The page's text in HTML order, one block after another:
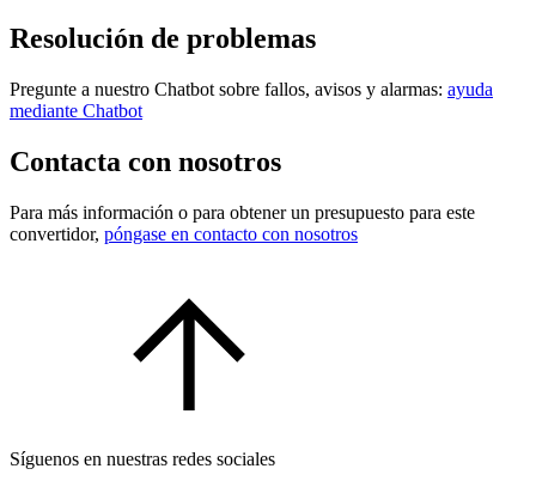
Resolución de problemas
Pregunte a nuestro Chatbot sobre fallos, avisos y alarmas: ayuda
mediante Chatbot
Contacta con nosotros
Para más información o para obtener un presupuesto para este
convertidor, póngase en contacto con nosotros
Síguenos en nuestras redes sociales